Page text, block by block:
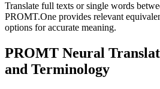
Translate full texts or single words
PROMT.One provides relevant
options for accurate meaning.
PROMT Neural
and Terminology